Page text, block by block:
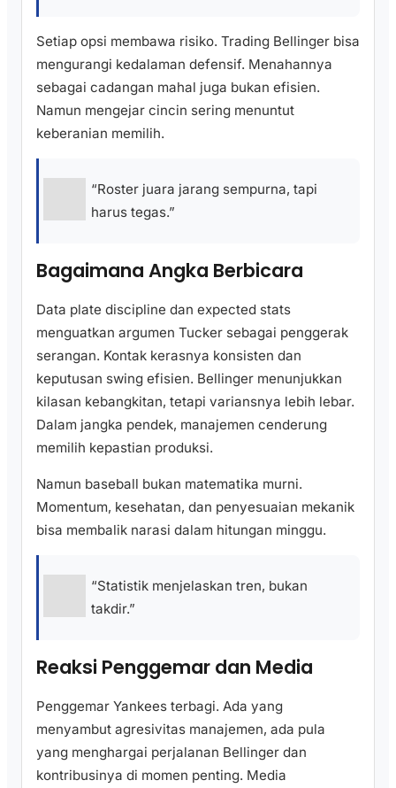
Setiap opsi membawa risiko. Trading Bellinger bisa
mengurangi kedalaman defensif. Menahannya
sebagai cadangan mahal juga bukan efisien.
Namun mengejar cincin sering menuntut
keberanian memilih.
“Roster juara jarang sempurna, tapi
harus tegas.”
Bagaimana Angka Berbicara
Data plate discipline dan expected stats
menguatkan argumen Tucker sebagai penggerak
serangan. Kontak kerasnya konsisten dan
keputusan swing efisien. Bellinger menunjukkan
kilasan kebangkitan, tetapi variansnya lebih lebar.
Dalam jangka pendek, manajemen cenderung
memilih kepastian produksi.
Namun baseball bukan matematika murni.
Momentum, kesehatan, dan penyesuaian mekanik
bisa membalik narasi dalam hitungan minggu.
“Statistik menjelaskan tren, bukan
takdir.”
Reaksi Penggemar dan Media
Penggemar Yankees terbagi. Ada yang
menyambut agresivitas manajemen, ada pula
yang menghargai perjalanan Bellinger dan
kontribusinya di momen penting. Media